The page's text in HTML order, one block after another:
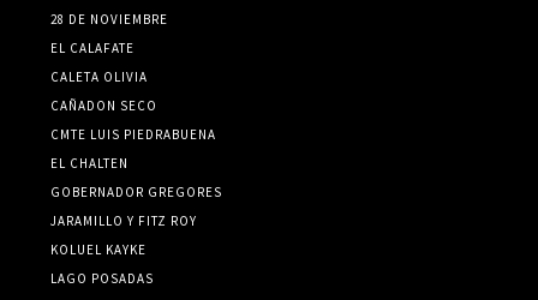
28 DE NOVIEMBRE
EL CALAFATE
CALETA OLIVIA
CAÑADON SECO
CMTE LUIS PIEDRABUENA
EL CHALTEN
GOBERNADOR GREGORES
JARAMILLO Y FITZ ROY
KOLUEL KAYKE
LAGO POSADAS